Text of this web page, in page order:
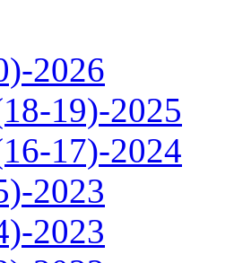
2026
19)-2025
17)-2024
2023
2023